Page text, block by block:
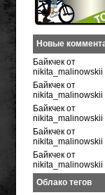
Новые
Байкчек от
nikita_malinowskii
Байкчек от
nikita_malinowskii
Байкчек от
nikita_malinowskii
Байкчек от
nikita_malinowskii
Байкчек от
nikita_malinowskii
Облако тегов